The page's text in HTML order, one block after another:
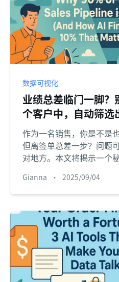
数据可视化
业绩总差临门一脚
个客户中，自动筛
名单
作为一名销售，你是不是
但离签单总差一步？问题
对地方。本文将揭示一个
找出那几个决定你本月业
Gianna • 2025/09/04